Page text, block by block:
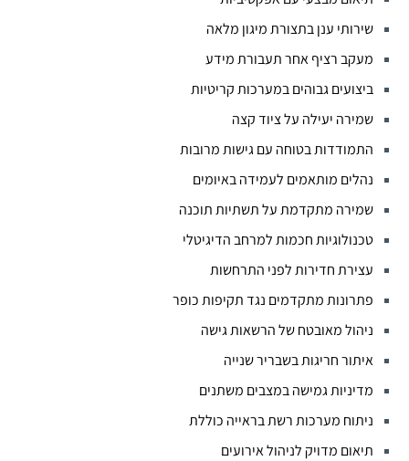
שירותי ענן בתצורת מיגון מלאה
מעקב רציף אחר תעבורת מידע
ביצועים גבוהים במערכות קריטיות
שמירה יעילה על ציוד קצה
התמודדות בטוחה עם גישות מרובות
נהלים מותאמים לעמידה באיומים
שמירה מתקדמת על תשתיות תוכנה
טכנולוגיות חכמות למרחב הדיגיטלי
עצירת חדירות לפני התרחשות
פתרונות מתקדמים נגד תקיפות כופר
ניהול מאובטח של הרשאות גישה
איתור חריגות בשבריר שנייה
מדיניות גמישה במצבים משתנים
ניתוח מערכות רשת בראייה כוללת
תיאום מדויק לניהול אירועים